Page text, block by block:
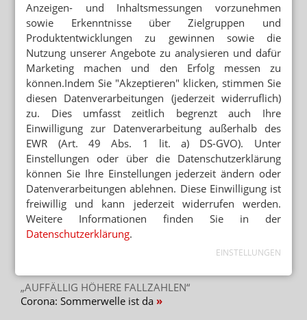
Anzeigen- und Inhaltsmessungen vorzunehmen
sowie Erkenntnisse über Zielgruppen und
Produktentwicklungen zu gewinnen sowie die
Nutzung unserer Angebote zu analysieren und dafür
Marketing machen und den Erfolg messen zu
können.Indem Sie "Akzeptieren" klicken, stimmen Sie
diesen Datenverarbeitungen (jederzeit widerruflich)
zu. Dies umfasst zeitlich begrenzt auch Ihre
Einwilligung zur Datenverarbeitung außerhalb des
EWR (Art. 49 Abs. 1 lit. a) DS-GVO). Unter
Einstellungen oder über die Datenschutzerklärung
können Sie Ihre Einstellungen jederzeit ändern oder
Datenverarbeitungen ablehnen. Diese Einwilligung ist
freiwillig und kann jederzeit widerrufen werden.
Weitere Informationen finden Sie in der
Datenschutzerklärung.
EINSTELLUNGEN
EMA: Erneute Beratung über AstraZeneca-
Impfstoff
Mehr zum Thema
TEAM KÄMPFT UM KOLLEGEN
Apotheker muss als PKA arbeiten
„GERECHT! GESUND! GENIESSEN!“
Hanfparade: Demonstranten fordern umfassende
Legalisierung
„ES GEHT UM DIE ZUKUNFT UNSERER KINDER“
Kinder und soziale Medien: Ärzte kritisieren
Elternversagen
„AUFFÄLLIG HÖHERE FALLZAHLEN“
Corona: Sommerwelle ist da